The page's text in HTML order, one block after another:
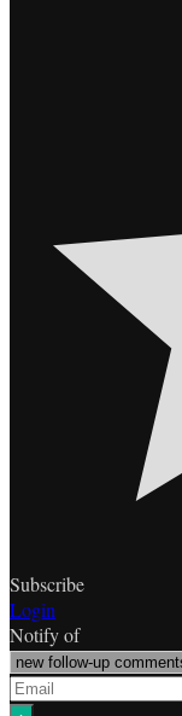
Subscribe
Login
Notify of